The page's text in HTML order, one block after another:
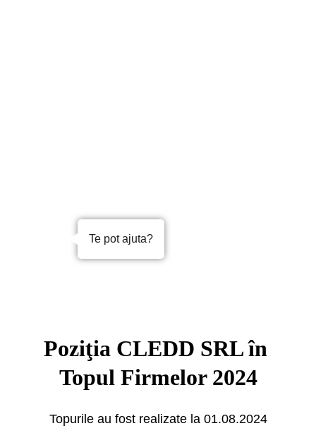
Poziţia CLEDD SRL în
Topul Firmelor 2024
Topurile au fost realizate la 01.08.2024
Te pot ajuta?